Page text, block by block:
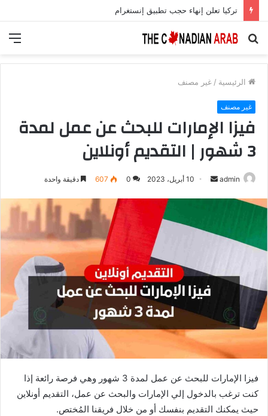
تركيا تعلن إنهاء حجب تطبيق إنستغرام
بحث
الرئيسية / غير مصنف
غير مصنف
فيزا الإمارات للبحث عن عمل لمدة
3 شهور | التقديم أونلاين
admin
أرسل 10 أبريل، 2023 0
607 دقيقة واحدة
فيزا الإمارات للبحث عن عمل لمدة 3 شهور وهي فرصة رائعة إذا
كنت ترغب بالدخول إلي الإمارات والبحث عن عمل، التقديم أونلاين
حيث يمكنك التقديم بنفسك أو من خلال فريقنا المُختص.